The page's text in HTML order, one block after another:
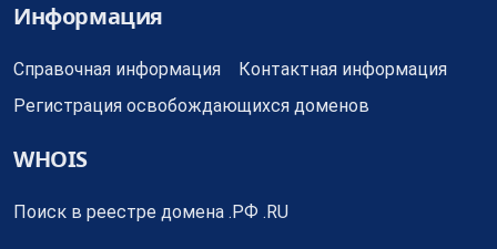
Информация
Справочная информация
Контактная информация
Регистрация освобождающихся доменов
WHOIS
Поиск в реестре домена .РФ .RU